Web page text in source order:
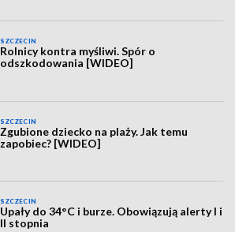
SZCZECIN
Rolnicy kontra myśliwi. Spór o
odszkodowania [WIDEO]
SZCZECIN
Zgubione dziecko na plaży. Jak temu
zapobiec? [WIDEO]
SZCZECIN
Upały do 34°C i burze. Obowiązują alerty I i
II stopnia